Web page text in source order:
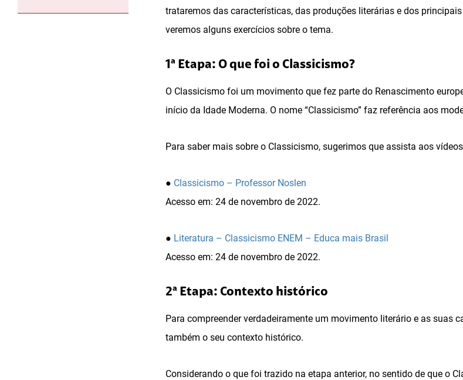
trataremos das características, das produções literárias e dos
veremos alguns exercícios sobre o tema.
1ª Etapa: O que foi o Classicismo?
O Classicismo foi um movimento que fez parte do Renascimento
início da Idade Moderna. O nome “Classicismo” faz referência aos
Para saber mais sobre o Classicismo, sugerimos que assista aos
● Classicismo – Professor Noslen
Acesso em: 24 de novembro de 2022.
● Literatura – Classicismo ENEM – Educa mais Brasil
Acesso em: 24 de novembro de 2022.
2ª Etapa: Contexto histórico
Para compreender verdadeiramente um movimento literário e as suas
também o seu contexto histórico.
Considerando o que foi trazido na etapa anterior, no sentido de que o